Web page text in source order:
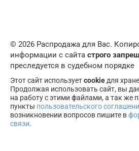
© 2026 Распродажа для Вас.
информации с сайта строго
преследуется в судебном порядке
Этот сайт используетcookie для
Продолжая использовать сайт, вы
на работу с этими файлами, а так же
пункты пользовательского
возникновении вопросов пишите в
связи.